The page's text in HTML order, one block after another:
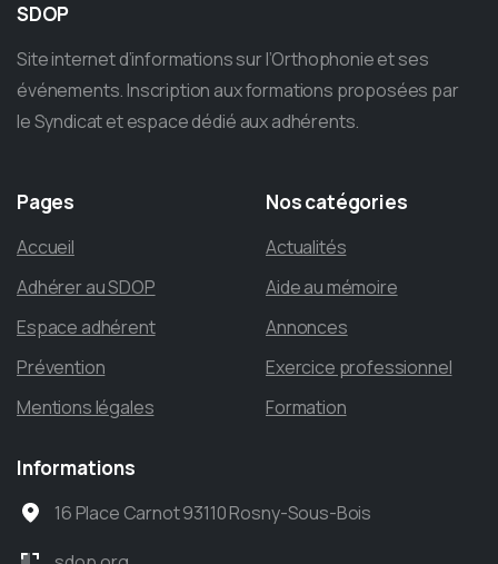
SDOP
Site internet d’informations sur l’Orthophonie et ses
événements. Inscription aux formations proposées par
le Syndicat et espace dédié aux adhérents.
Pages
Accueil
Adhérer au SDOP
Espace adhérent
Prévention
Mentions légales
Noscatégories
Actualités
Aide au mémoire
Annonces
Exercice professionnel
Formation
Informations
16 Place Carnot 93110 Rosny-Sous-Bois